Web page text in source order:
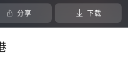
分享 下载